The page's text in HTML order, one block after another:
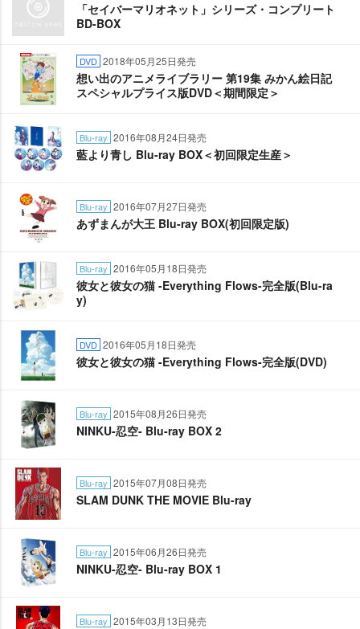
「セイバーマリオネット」シリーズ・コンプリート
BD-BOX
DVD 2018年05月25日発売
想い出のアニメライブラリー 第19集 みかん絵日記
スペシャルプライス版DVD＜期間限定＞
Blu-ray 2016年08月24日発売
藍より青し Blu-ray BOX＜初回限定生産＞
Blu-ray 2016年07月27日発売
あずまんが大王 Blu-ray BOX(初回限定版)
Blu-ray 2016年05月18日発売
彼女と彼女の猫 -Everything Flows-完全版(Blu-ra
y)
DVD 2016年05月18日発売
彼女と彼女の猫 -Everything Flows-完全版(DVD)
Blu-ray 2015年08月26日発売
NINKU-忍空- Blu-ray BOX 2
Blu-ray 2015年07月08日発売
SLAM DUNK THE MOVIE Blu-ray
Blu-ray 2015年06月26日発売
NINKU-忍空- Blu-ray BOX 1
Blu-ray 2015年03月13日発売